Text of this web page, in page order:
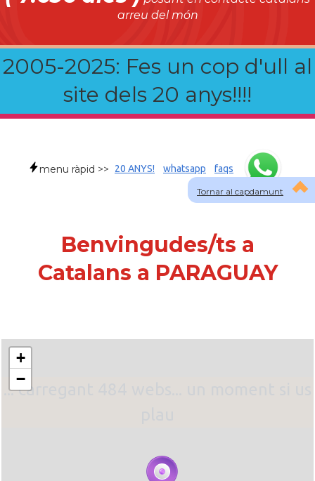
arreu del món
2005-2025: Fes un cop d'ull al
site dels 20 anys!!!!
Tornar al capdamunt
menu ràpid >> 20 ANYS! whatsapp faqs
Benvingudes/ts a
Catalans a PARAGUAY
... carregant 484 webs... un moment si us
+
−